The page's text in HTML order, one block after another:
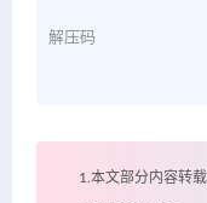
解压码
1.本文部分内容转